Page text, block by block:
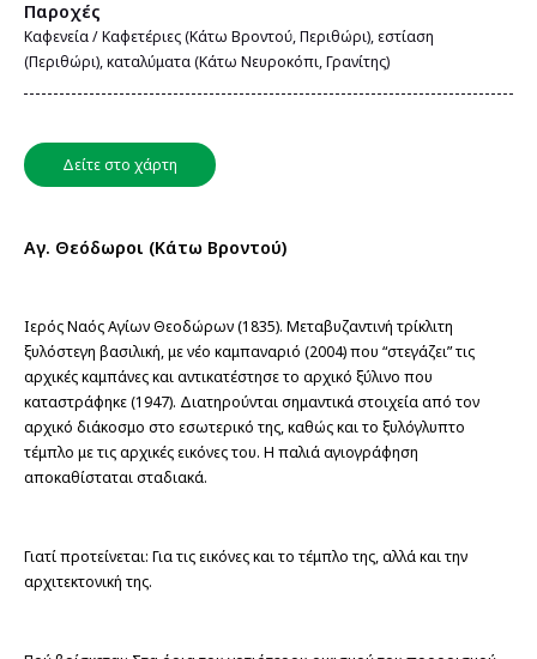
Παροχές
Καφενεία / Kαφετέριες (Κάτω Βροντού, Περιθώρι), εστίαση
(Περιθώρι), καταλύματα (Κάτω Νευροκόπι, Γρανίτης)
Δείτε στο χάρτη
Aγ. Θεόδωροι (Κάτω Βροντού)
Ιερός Ναός Aγίων Θεοδώρων (1835). Μεταβυζαντινή τρίκλιτη
ξυλόστεγη βασιλική, με νέο καμπαναριό (2004) που “στεγάζει” τις
αρχικές καμπάνες και αντικατέστησε το αρχικό ξύλινο που
καταστράφηκε (1947). Διατηρούνται σημαντικά στοιχεία από τον
αρχικό διάκοσμο στο εσωτερικό της, καθώς και το ξυλόγλυπτο
τέμπλο με τις αρχικές εικόνες του. Η παλιά αγιογράφηση
αποκαθίσταται σταδιακά.
Γιατί προτείνεται: Για τις εικόνες και το τέμπλο της, αλλά και την
αρχιτεκτονική της.